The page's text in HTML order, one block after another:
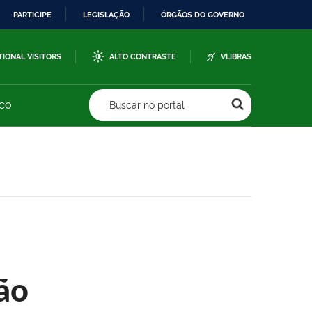
PARTICIPE LEGISLAÇÃO ÓRGÃOS DO GOVERNO
VISITORS ALTO CONTRASTE VLIBRAS
Buscar no portal